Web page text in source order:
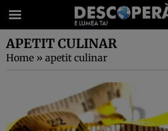
APETIT CULINAR
Home » apetit culinar